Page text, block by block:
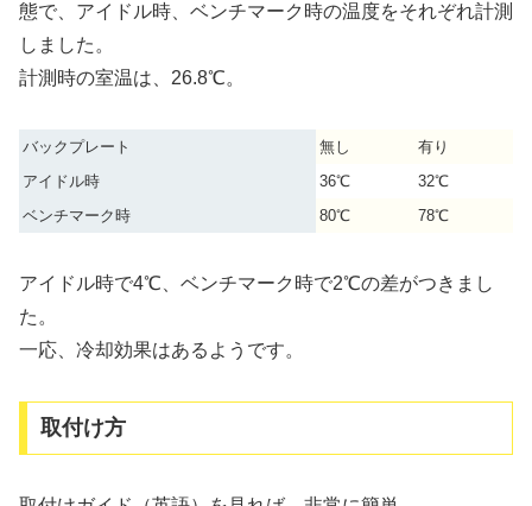
態で、アイドル時、ベンチマーク時の温度をそれぞれ計測
しました。
計測時の室温は、26.8℃。
バックプレート 無し
有り
アイドル時
36℃
32℃
ベンチマーク時
80℃ 78℃
アイドル時で4℃、ベンチマーク時で2℃の差がつきまし
た。
一応、冷却効果はあるようです。
取付け方